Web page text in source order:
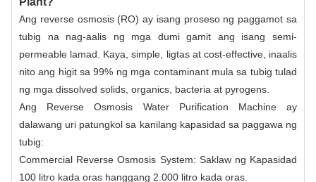
Ang reverse osmosis (RO) ay isang proseso ng paggamot sa
tubig na nag-aalis ng mga dumi gamit ang isang semi-
permeable lamad . Kaya, simple, ligtas at cost-effective, inaalis
nito ang higit sa 99% ng mga contaminant mula sa tubig tulad
ng mga dissolved solids, organics, bacteria at pyrogens.
Ang Reverse Osmosis Water Purification Machine ay
dalawang uri patungkol sa kanilang kapasidad sa paggawa ng
tubig:
Commercial Reverse Osmosis System: Saklaw ng Kapasidad
100 litro kada oras hanggang 2.000 litro kada oras.